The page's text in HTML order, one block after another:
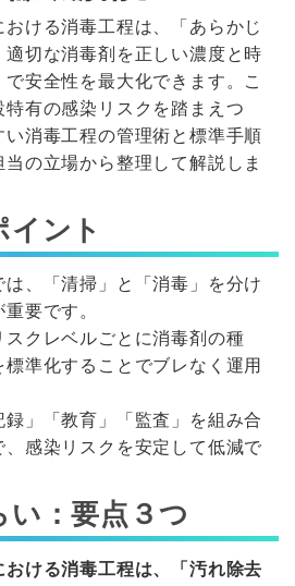
ける消毒工程は、「あらかじ
切な消毒剤を正しい濃度と時
安全性を最大化できます。こ
有の感染リスクを踏まえつ
消毒工程の管理術と標準手順
の立場から整理して解説しま
イント
、「清掃」と「消毒」を分け
要です。
クレベルごとに消毒剤の種
準化することでブレなく運用
」「教育」「監査」を組み合
感染リスクを安定して低減で
：要点３つ
おける消毒工程は、「汚れ除去